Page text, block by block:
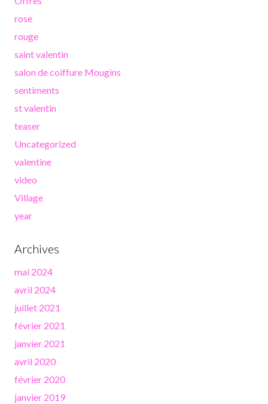
rose
rouge
saint valentin
salon de coiffure Mougins
sentiments
st valentin
teaser
Uncategorized
valentine
video
Village
year
Archives
mai 2024
avril 2024
juillet 2021
février 2021
janvier 2021
avril 2020
février 2020
janvier 2019